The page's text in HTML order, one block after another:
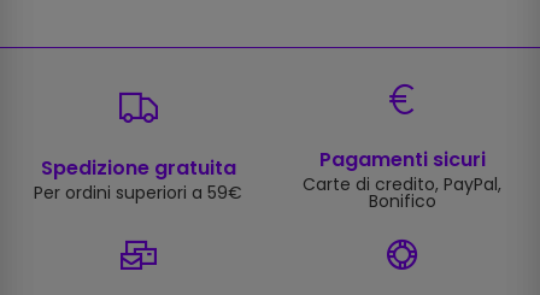
Spedizione gratuita
Per ordini superiori a 59€
Pagamenti sicuri
Carte di credito, PayPal,
Bonifico